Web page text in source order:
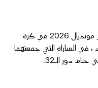
باتت كولومبيا آخر المتأهلين إلى ثمن نهائي مونديال 2026 في كرة
في المباراة التي جمعتهما
دور الـ32.